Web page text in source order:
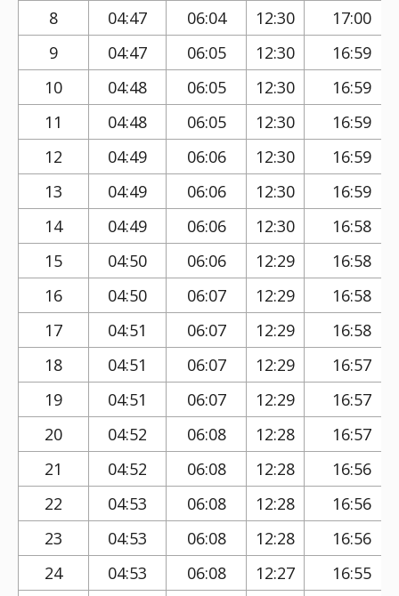
8
04:47 06:04 12:30
17:00
9
04:47 06:05 12:30
16:59
10
04:48 06:05 12:30
16:59
11
04:48 06:05 12:30
16:59
12
04:49 06:06 12:30
16:59
13
04:49 06:06 12:30
16:59
14
04:49 06:06 12:30
16:58
15
04:50 06:06 12:29
16:58
16
04:50 06:07 12:29
16:58
17
04:51 06:07 12:29
16:58
18
04:51 06:07 12:29
16:57
19
04:51 06:07 12:29
16:57
20
04:52 06:08 12:28
16:57
21
04:52 06:08 12:28
16:56
22
04:53 06:08 12:28
16:56
23
04:53 06:08 12:28
16:56
24
04:53 06:08 12:27 16:55